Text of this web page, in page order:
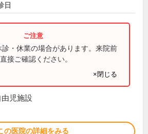
日
・休業の場合があります。来院前
接ご確認ください。
×閉じる
児施設
の医院の詳細をみる